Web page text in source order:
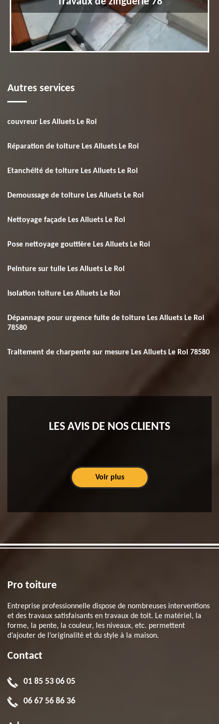
Autres services
couvreur Les Alluets Le Roi
Réparation de toiture Les Alluets Le Roi
Etanchéité de toiture Les Alluets Le Roi
Demoussage de toiture Les Alluets Le Roi
Nettoyage façade Les Alluets Le Roi
Pose nettoyage gouttière Les Alluets Le Roi
Peinture sur tuile Les Alluets Le Roi
Isolation toiture Les Alluets Le Roi
Dépannage pour urgence fuite de toiture Les Alluets Le Roi
78580
Traitement de charpente sur mesure Les Alluets Le Roi 78580
LES AVIS DE NOS CLIENTS
Voir plus
Pro toiture
Entreprise professionnelle dispose de nombreuses interventions
et des travaux satisfaisants en travaux de toit. Le matériel, la
forme, la pente, la couleur, les niveaux, etc. permettent
d’ajouter de l’originalité et du style à la maison.
Contact
01 85 53 06 05
06 67 56 86 36